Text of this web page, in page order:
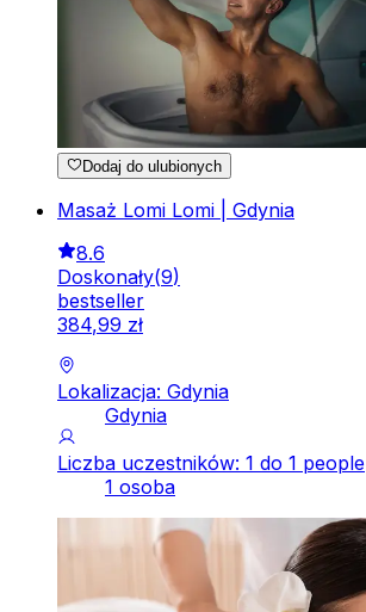
Dodaj do ulubionych
Masaż Lomi Lomi | Gdynia
8.6
Doskonały(9)
bestseller
384,99 zł
Lokalizacja: Gdynia
Gdynia
Liczba uczestników: 1 do 1 people
1 osoba